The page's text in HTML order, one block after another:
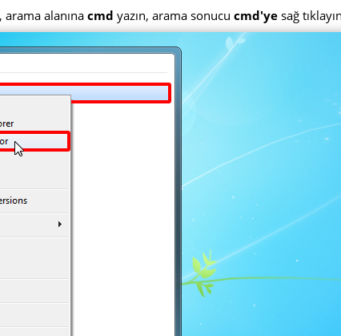
arama alanınacmd yazın, arama sonucucmd'ye sağ